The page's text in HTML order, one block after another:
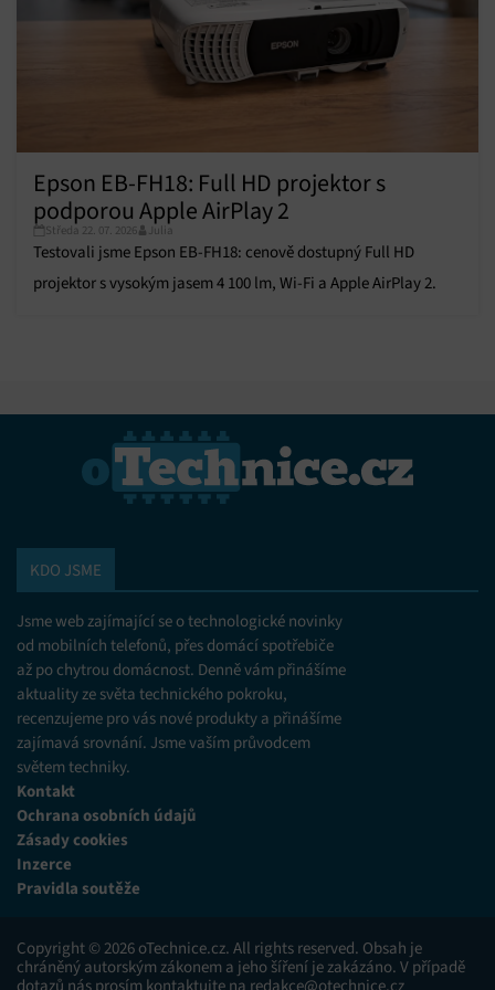
Epson EB-FH18: Full HD projektor s
podporou Apple AirPlay 2
Středa 22. 07. 2026 Julia
Testovali jsme Epson EB-FH18: cenově dostupný Full HD
projektor s vysokým jasem 4 100 lm, Wi-Fi a Apple AirPlay 2.
KDO JSME
Jsme web zajímající se o technologické novinky
od mobilních telefonů, přes domácí spotřebiče
až po chytrou domácnost. Denně vám přinášíme
aktuality ze světa technického pokroku,
recenzujeme pro vás nové produkty a přinášíme
zajímavá srovnání. Jsme vaším průvodcem
světem techniky.
Kontakt
Ochrana osobních údajů
Zásady cookies
Inzerce
Pravidla soutěže
Copyright © 2026 oTechnice.cz. All rights reserved. Obsah je
chráněný autorským zákonem a jeho šíření je zakázáno. V případě
dotazů nás prosím kontaktujte na redakce@otechnice.cz